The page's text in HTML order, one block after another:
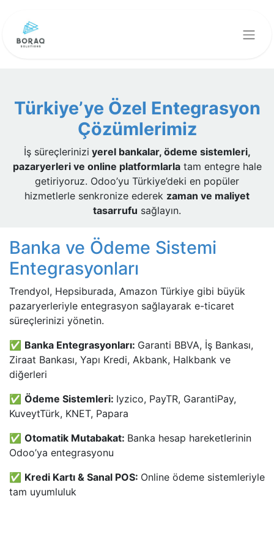
Türkiye’ye Özel Entegrasyon
Çözümlerimiz
İş süreçlerinizi yerel bankalar, ödeme sistemleri,
pazaryerleri ve online platformlarlatam entegre hale
getiriyoruz. Odoo’yu Türkiye’deki en popüler
hizmetlerle senkronize ederek zaman ve maliyet
tasarrufu sağlayın.
Banka ve Ödeme Sistemi
Entegrasyonları
TrendyoI, Hepsiburada, Amazon Türkiye gibi büyük
pazaryerleriyle entegrasyon sağlayarak e-ticaret
süreçlerinizi yönetin.
✅ Banka Entegrasyonları: Garanti BBVA, İş Bankası,
Ziraat Bankası, Yapı Kredi, Akbank, Halkbank ve
diğerleri
✅ Ödeme Sistemleri: Iyzico, PayTR, GarantiPay,
KuveytTürk, KNET, Papara
✅ Otomatik Mutabakat: Banka hesap hareketlerinin
Odoo’ya entegrasyonu
✅ Kredi Kartı & Sanal POS: Online ödeme sistemleriyle
tam uyumluluk